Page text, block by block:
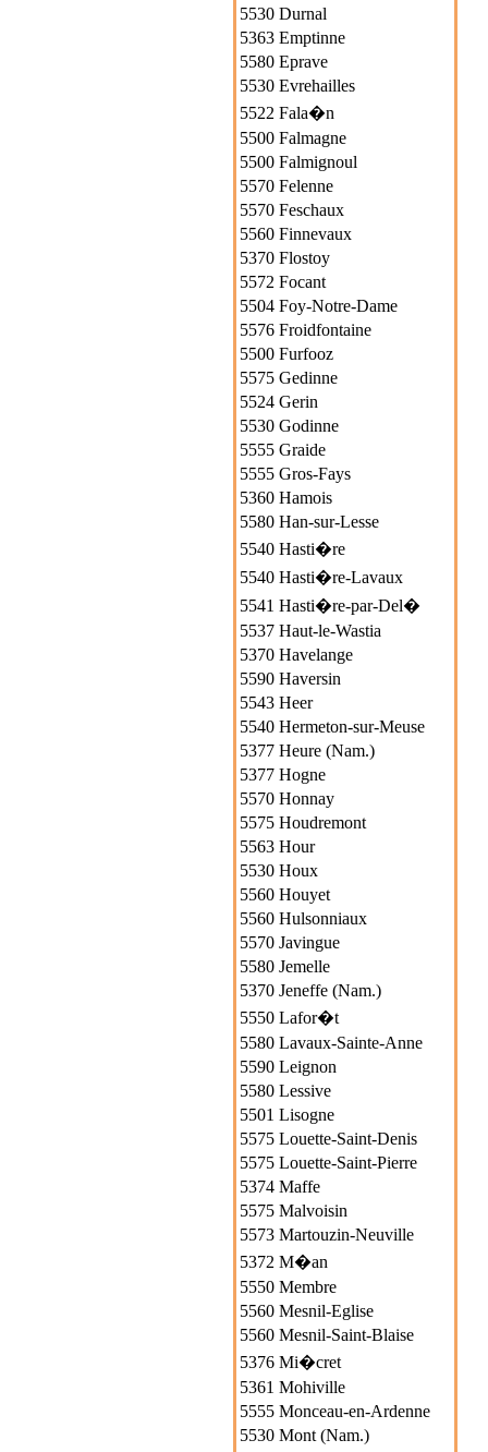
5530 Durnal
5363 Emptinne
5580 Eprave
5530 Evrehailles
5522 Fala�n
5500 Falmagne
5500 Falmignoul
5570 Felenne
5570 Feschaux
5560 Finnevaux
5370 Flostoy
5572 Focant
5504 Foy-Notre-Dame
5576 Froidfontaine
5500 Furfooz
5575 Gedinne
5524 Gerin
5530 Godinne
5555 Graide
5555 Gros-Fays
5360 Hamois
5580 Han-sur-Lesse
5540 Hasti�re
5540 Hasti�re-Lavaux
5541 Hasti�re-par-Del�
5537 Haut-le-Wastia
5370 Havelange
5590 Haversin
5543 Heer
5540 Hermeton-sur-Meuse
5377 Heure (Nam.)
5377 Hogne
5570 Honnay
5575 Houdremont
5563 Hour
5530 Houx
5560 Houyet
5560 Hulsonniaux
5570 Javingue
5580 Jemelle
5370 Jeneffe (Nam.)
5550 Lafor�t
5580 Lavaux-Sainte-Anne
5590 Leignon
5580 Lessive
5501 Lisogne
5575 Louette-Saint-Denis
5575 Louette-Saint-Pierre
5374 Maffe
5575 Malvoisin
5573 Martouzin-Neuville
5372 M�an
5550 Membre
5560 Mesnil-Eglise
5560 Mesnil-Saint-Blaise
5376 Mi�cret
5361 Mohiville
5555 Monceau-en-Ardenne
5530 Mont (Nam.)